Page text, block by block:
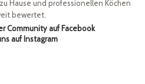
Hause und professionellen Köchen
bewertet.
Community auf Facebook
auf Instagram